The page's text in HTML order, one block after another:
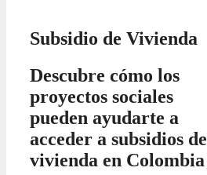
Subsidio de Vivienda
Descubre cómo los
proyectos sociales
pueden ayudarte a
acceder a subsidios de
vivienda en Colombia